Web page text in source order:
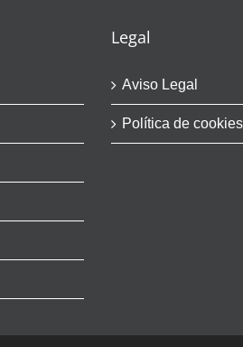
Legal
Aviso Legal
Política de cookies